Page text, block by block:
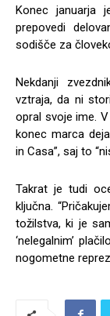
Konec januarja
prepovedi
sodišče za
Nekdanji
vztraja, da ni
opral svoje ime.
konec marca
in Casa”, saj to
Takrat je tudi
ključna.
tožilstva, ki je
‘nelegalnim’
nogometne